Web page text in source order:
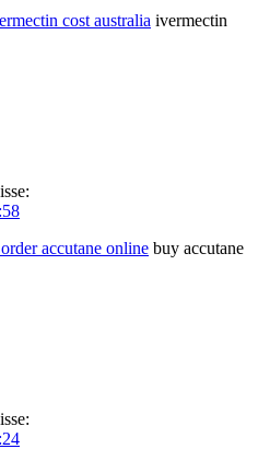
cost australia ivermectin
accutane online buy accutane